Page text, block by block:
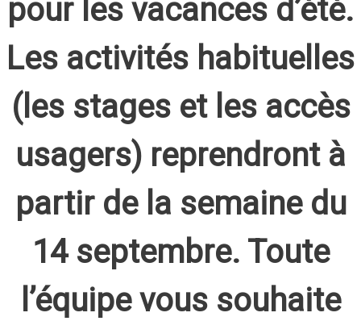
pour les vacances d’été.
Les activités habituelles
(les stages et les accès
usagers) reprendront à
partir de la semaine du
14 septembre. Toute
l’équipe vous souhaite